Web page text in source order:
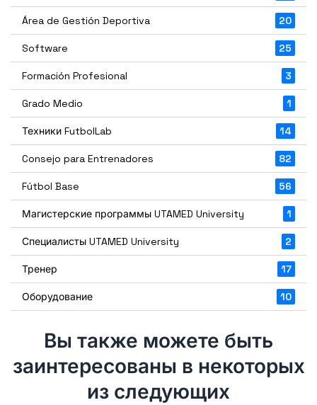
Área de Gestión Deportiva 20
Software 25
Formación Profesional 3
Grado Medio 1
Техники FutbolLab 14
Consejo para Entrenadores 82
Fútbol Base 56
Магистерские программы UTAMED University 1
Специалисты UTAMED University 2
Тренер 17
Оборудование 10
Вы также можете быть
заинтересованы в некоторых
из следующих